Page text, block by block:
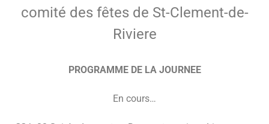
comité des fêtes de St-Clement-de-
Riviere
PROGRAMME DE LA JOURNEE
En cours…